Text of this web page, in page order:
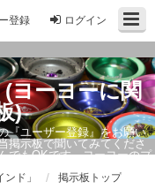
ログイン
登録
ヨーヨーに関
)
『ユーザー登録』をお願い
掲示板で聞いてみてくださ
でもOKです。ヨーヨーのプ
ド」 掲示板トップ